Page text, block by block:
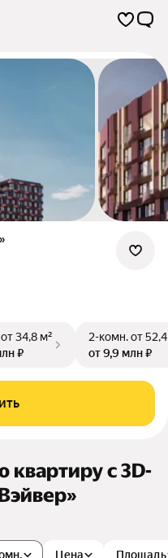
от 34,8 м²
₽
2-комн.от
от 9,9 млн ₽
квартиру c 3D-
Цена Площадь